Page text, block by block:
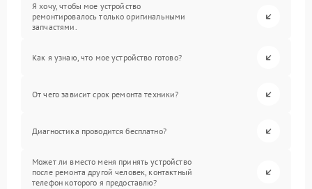
Я хочу, чтобы мое устройство
ремонтировалось только оригинальными
запчастями.
Как я узнаю, что мое устройство готово?
От чего зависит срок ремонта техники?
Диагностика проводится бесплатно?
Может ли вместо меня принять устройство
после ремонта другой человек, контактный
телефон которого я предоставлю?